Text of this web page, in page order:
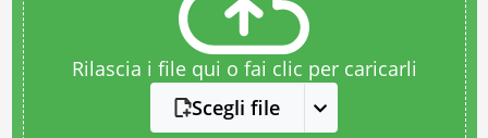
Rilascia i file qui o fai clic per caricarli
Scegli file